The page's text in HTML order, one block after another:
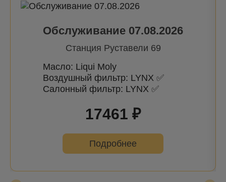
Обслуживание 07.08.2026
Станция Руставели 69
Масло: Liqui Moly
Воздушный фильтр: LYNX ✅
Салонный фильтр: LYNX ✅
17461 ₽
Подробнее